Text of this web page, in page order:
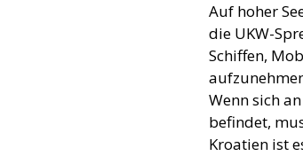
Auf hoher
die UKW-
Schiffen,
Wenn sich
befindet,
Kroatien ist